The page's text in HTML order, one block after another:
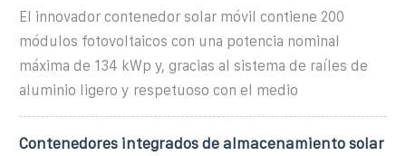
El innovador contenedor solar móvil contiene 200
módulos fotovoltaicos con una potencia nominal
máxima de 134 kWp y, gracias al sistema de raíles de
aluminio ligero y respetuoso con el medio
Contenedores integrados de almacenamiento solar